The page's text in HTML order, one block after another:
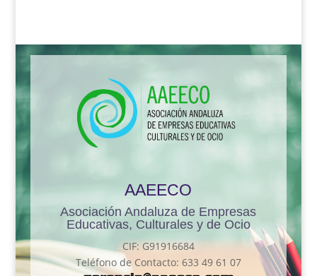
AAEECO
Asociación Andaluza de Empresas
Educativas, Culturales y de Ocio
CIF: G91916684
Teléfono de Contacto: 633 49 61 07